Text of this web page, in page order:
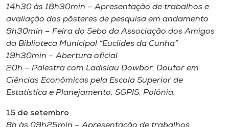
14h30 às 18h30min – Apresentação de trabalhos e
avaliação dos pôsteres de pesquisa em andamento
9h30min – Feira do Sebo da Associação dos Amigos
da Biblioteca Municipal “Euclides da Cunha”
19h30min – Abertura oficial
20h – Palestra com Ladislau Dowbor. Doutor em
Ciências Econômicas pela Escola Superior de
Estatística e Planejamento, SGPIS, Polônia.
15 de setembro